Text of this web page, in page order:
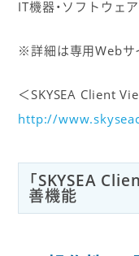
IT機器・ソフトウェ
※詳細は専用Webサ
＜SKYSEA Client
http://
「SKYSEA
善機能